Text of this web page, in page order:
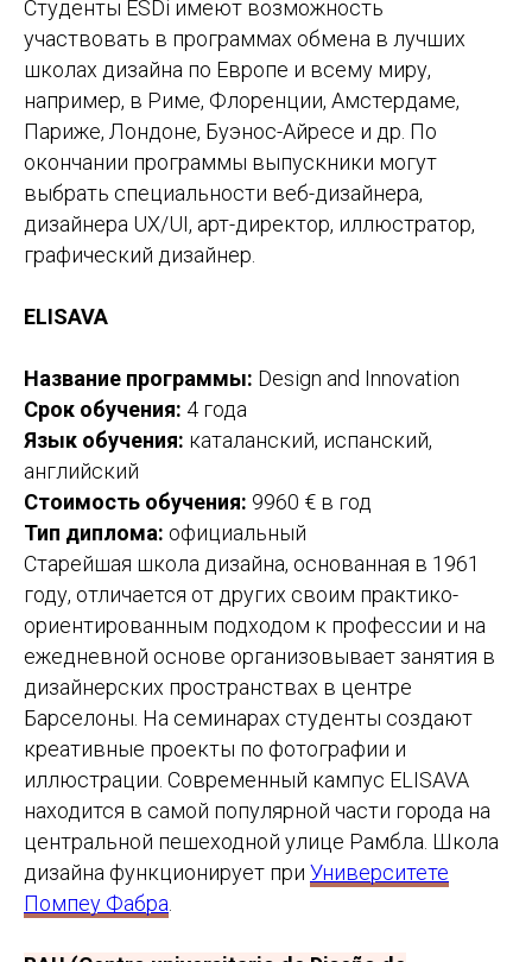
Студенты ESDi имеют возможность
участвовать в программах обмена в лучших
школах дизайна по Европе и всему миру,
например, в Риме, Флоренции, Амстердаме,
Париже, Лондоне, Буэнос-Айресе и др. По
окончании программы выпускники могут
выбрать специальности веб-дизайнера,
дизайнера UX/UI, арт-директор, иллюстратор,
графический дизайнер.
ELISAVA
Название программы: Design and Innovation
Срок обучения: 4 года
Язык обучения: каталанский, испанский,
английский
Стоимость обучения: 9960 € в год
Тип диплома: официальный
Старейшая школа дизайна, основанная в 1961
году, отличается от других своим практико-
ориентированным подходом к профессии и на
ежедневной основе организовывает занятия в
дизайнерских пространствах в центре
Барселоны. На семинарах студенты создают
креативные проекты по фотографии и
иллюстрации. Современный кампус ELISAVA
находится в самой популярной части города на
центральной пешеходной улице Рамбла. Школа
дизайна функционирует при Университете
Помпеу Фабра